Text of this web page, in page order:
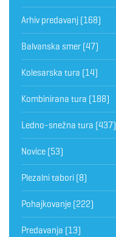
Arhiv predavanj (168)
Balvanska smer (47)
Kolesarska tura (14)
Kombinirana tura (188)
Ledno-snežna tura (437)
Novice (53)
Plezalni tabori (8)
Pohajkovanje (222)
Predavanja (13)